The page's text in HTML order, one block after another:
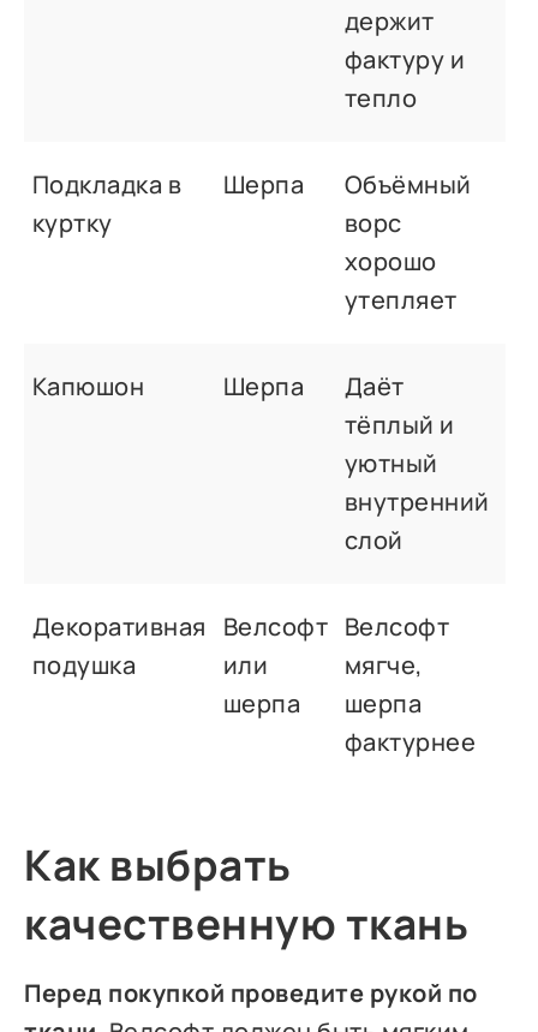
держит
фактуру и
тепло
Подкладка в
куртку
Шерпа
Объёмный
ворс
хорошо
утепляет
Капюшон Шерпа
Даёт
тёплый и
уютный
внутренний
слой
Декоративная
подушка
Велсофт
или
шерпа
Велсофт
мягче,
шерпа
фактурнее
Как выбрать
качественную ткань
Перед покупкой проведите рукой по